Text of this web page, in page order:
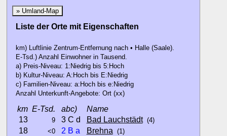
» Umland-Map
Liste der Orte mit Eigenschaften
km) Luftlinie Zentrum-Entfernung nach • Halle (Saale).
E-Tsd.) Anzahl Einwohner in Tausend.
a) Preis-Niveau: 1:Niedrig bis 5:Hoch
b) Kultur-Niveau: A:Hoch bis E:Niedrig
c) Familien-Niveau: a:Hoch bis e:Niedrig
Anzahl Unterkunft-Angebote: Ort (xx)
km E-Tsd. abc)
Name
13
9 3 C d Bad Lauchstädt (4)
18 <0 2 B a Brehna (1)